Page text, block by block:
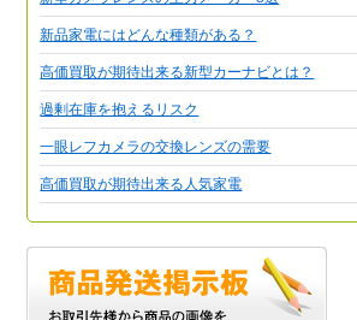
新品家電にはどんな種類がある？
高価買取が期待出来る新型カーナビとは？
過剰在庫を抱えるリスク
一眼レフカメラの交換レンズの需要
高価買取が期待出来る人気家電